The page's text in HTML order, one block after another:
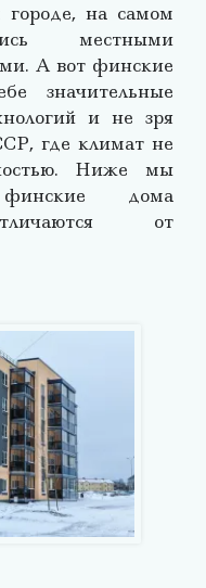
на самом
местными
А вот финские
значительные
и не зря
где климат не
Ниже мы
дома
от